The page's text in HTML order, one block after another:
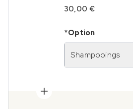
30,00 €
*Option
Shampooings